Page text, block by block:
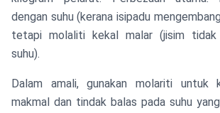
dengan suhu (kerana isipadu
tetapi molaliti kekal malar (jisim tidak
suhu).
Dalam amali, gunakan molariti untuk
makmal dan tindak balas pada suhu